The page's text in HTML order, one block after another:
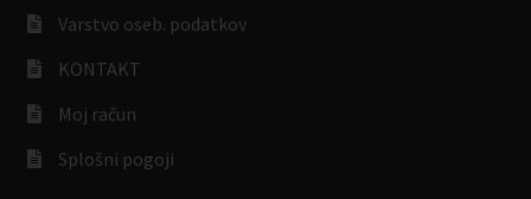
Varstvo oseb. podatkov
KONTAKT
Moj račun
Splošni pogoji